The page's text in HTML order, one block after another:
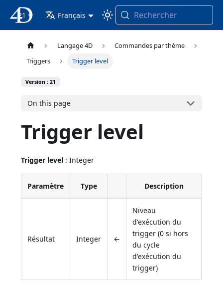
4D Documentation
21 Français Rechercher
Langage 4D
Commandes par thème
Triggers
Trigger level
Version : 21
On this page
Trigger level
Trigger level : Integer
Paramètre Type Description
Résultat Integer ←
Niveau
d'exécution du
trigger (0 si hors
du cycle
d'exécution du
trigger)